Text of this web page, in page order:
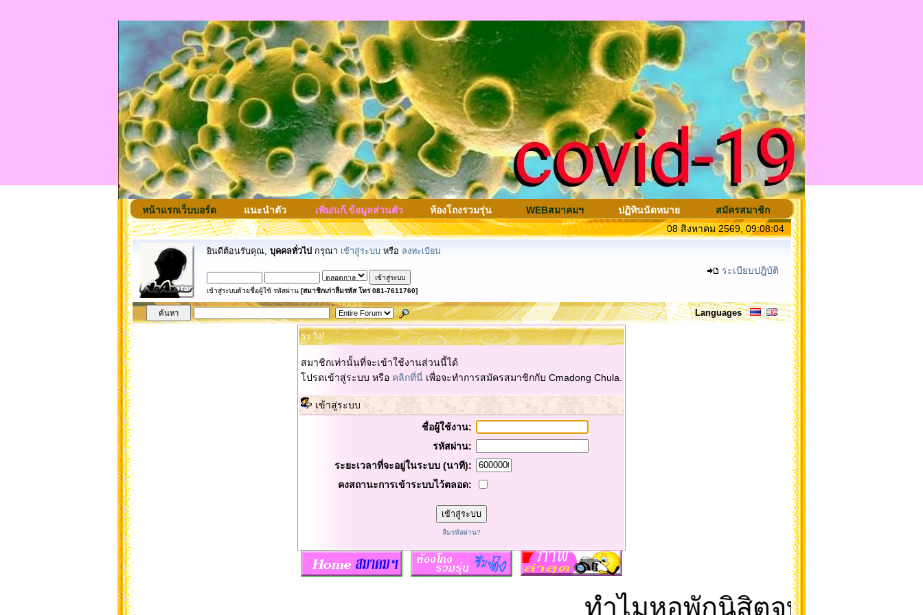
หน้าแรกเว็บบอร์ด แนะนำตัว เพิ่ม/แก้.ข้อมูลส่วนตัว ห้องโถงรวมรุ่น WEBสมาคมฯ ปฏิทินนัดหมาย
สมัครสมาชิก
08 สิงหาคม 2569, 09:08:04
ยินดีต้อนรับคุณ, บุคคลทั่วไป กรุณา เข้าสู่ระบบ หรือ ลงทะเบียน
เข้าสู่ระบบด้วยชื่อผู้ใช้ รหัสผ่าน [สมาชิกเก่าลืมรหัส โทร 081-7611760]
ระเบียบปฎิบัติ
Languages
ระวัง!
สมาชิกเท่านั้นที่จะเข้าใช้งานส่วนนี้ได้
โปรดเข้าสู่ระบบ หรือ คลิกที่นี่ เพื่อจะทำการสมัครสมาชิกกับ Cmadong Chula.
เข้าสู่ระบบ
ชื่อผู้ใช้งาน:
รหัสผ่าน:
ระยะเวลาที่จะอยู่ในระบบ (นาที):
คงสถานะการเข้าระบบไว้ตลอด:
ลืมรหัสผ่าน?
ทำไมหอพักนิสิตจุฬาจึงเป็น